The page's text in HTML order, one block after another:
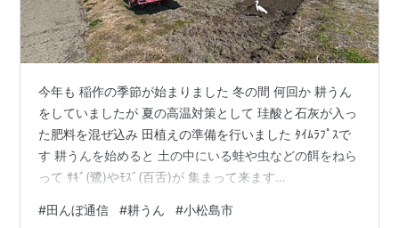
今年も 稲作の季節が始まりました 冬の間 何回か 耕うん
をしていましたが 夏の高温対策として 珪酸と石灰が入っ
た肥料を混ぜ込み 田植えの準備を行いました ﾀｲﾑﾗﾌﾟｽで
す 耕うんを始めると 土の中にいる蛙や虫などの餌をねら
って ｻｷﾞ(鷺)やﾓｽﾞ(百舌)が 集まって来ます
祈っています DJI OsmoAction5pro 令和8年3月16日撮影
#田んぼ通信 #耕うん #小松島市